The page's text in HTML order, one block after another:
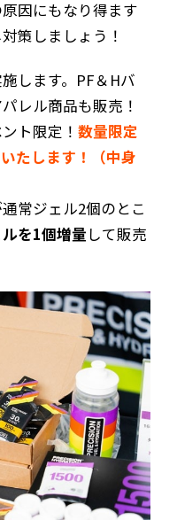
因にもなり得ます
策しましょう！
します。PF＆Hバ
レル商品も販売！
ト限定！数量限定
たします！（中身
常ジェル2個のとこ
を1個増量 して販売